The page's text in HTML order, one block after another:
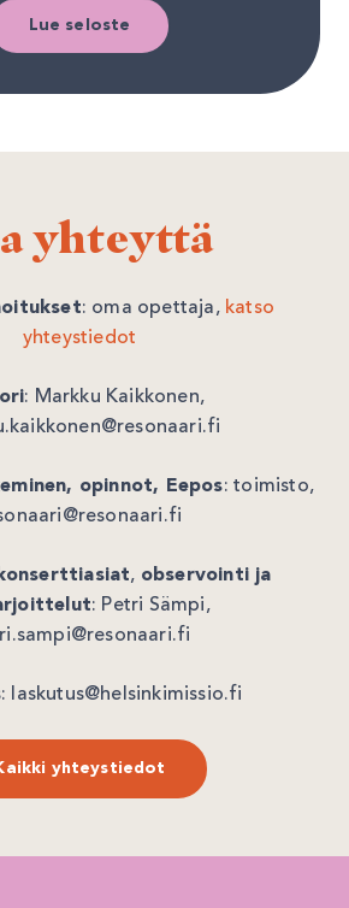
Lue seloste
yhteyttä
: oma opettaja, katso
yhteystiedot
: Markku Kaikkonen,
opinnot, Eepos: toimisto,
, observointi ja
: Petri Sämpi,
: laskutus@helsinkimissio.fi
yhteystiedot